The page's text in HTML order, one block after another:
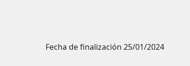
Fecha de finalización 25/01/2024